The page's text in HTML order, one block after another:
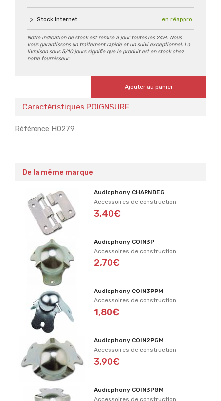
Stock Internet en réappro.
Notre indication de stock est remise à jour toutes les 24H. Nous
vous garantissons un traitement rapide et un suivi exceptionnel. La
livraison sous 5/10 jours signifie que le produit est en stock chez
notre fournisseur.
Ajouter au panier
Caractéristiques POIGNSURF
Référence H0279
De la même marque
Audiophony CHARNDEG
Accessoires de construction
3,40€
Audiophony COIN3P
Accessoires de construction
2,70€
Audiophony COIN3PPM
Accessoires de construction
1,80€
Audiophony COIN2PGM
Accessoires de construction
3,90€
Audiophony COIN3PGM
Accessoires de construction